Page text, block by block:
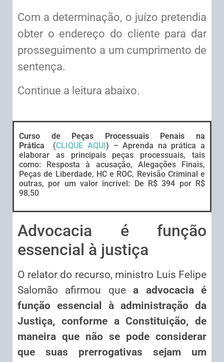
Com a determinação, o juízo pretendia
obter o endereço do cliente para dar
prosseguimento a um cumprimento de
sentença.
Continue a leitura abaixo.
Curso de Peças Processuais Penais na
Prática (CLIQUE AQUI) – Aprenda na prática a
elaborar as principais peças processuais, tais
como: Resposta à acusação, Alegações Finais,
Peças de Liberdade, HC e ROC, Revisão Criminal e
outras, por um valor incrível: De R$ 394 por R$
98,50
Advocacia é função
essencial à justiça
O relator do recurso, ministro Luis Felipe
Salomão afirmou quea advocacia é
função essencial à administração da
Justiça, conforme a Constituição, de
maneira que não se pode considerar
que suas prerrogativas sejam um